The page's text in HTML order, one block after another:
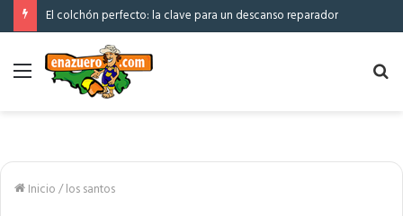
El colchón perfecto: la clave para un descanso reparador
Menú
Inicio/los santos